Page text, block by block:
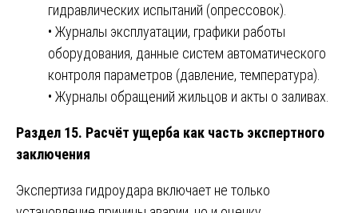
гидравлических испытаний (опрессовок).
• Журналы эксплуатации, графики работы
оборудования, данные систем автоматического
контроля параметров (давление, температура).
• Журналы обращений жильцов и акты о заливах.
Раздел 15. Расчёт ущерба как часть экспертного
заключения
Экспертиза гидроудара включает не только